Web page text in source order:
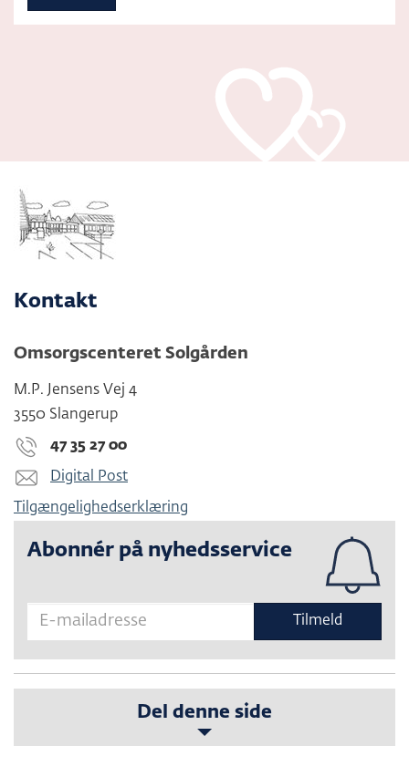
Kontakt
Omsorgscenteret Solgården
M.P. Jensens Vej 4
3550 Slangerup
47 35 27 00
Digital Post
Tilgængelighedserklæring
Abonnér på nyhedsservice
Tilmeld
Del denne side